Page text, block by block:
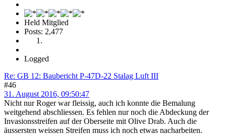
Held Mitglied
Posts: 2,477
Logged
Re: GB 12: Baubericht P-47D-22 Stalag Luft III
#46
31. August 2016, 09:50:47
Nicht nur Roger war fleissig, auch ich konnte die Bemalung
weitgehend abschliessen. Es fehlen nur noch die Abdeckung der
Invasionsstreifen auf der Oberseite mit Olive Drab. Auch die
äussersten weissen Streifen muss ich noch etwas nacharbeiten.